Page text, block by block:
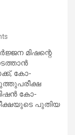
മിഷന്റെ
കോ-
കോ-
പുതിയ